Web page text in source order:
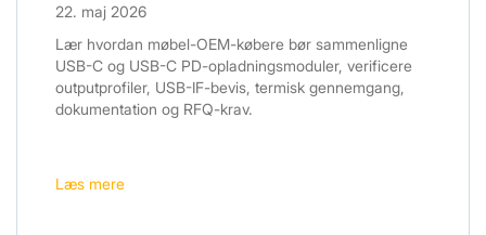
22. maj 2026
Lær hvordan møbel-OEM-købere bør sammenligne
USB-C og USB-C PD-opladningsmoduler, verificere
outputprofiler, USB-IF-bevis, termisk gennemgang,
dokumentation og RFQ-krav.
Læs mere